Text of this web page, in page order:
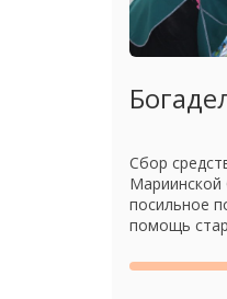
Сбор
Мариинской
посильное
помощь